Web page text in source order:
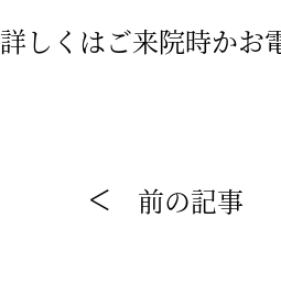
詳しくはご来院時かお
前の記事